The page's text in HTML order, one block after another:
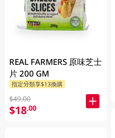
REAL FARMERS 原味芝士
片 200 GM
指定分類享$13換購
$49.00
$18.00